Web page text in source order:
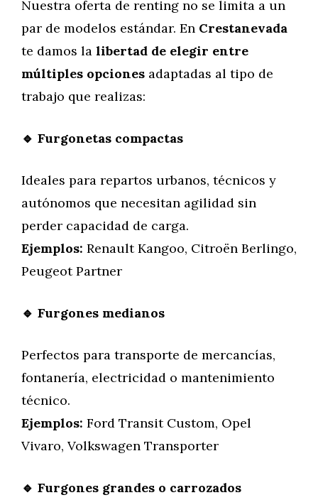
Nuestra oferta de renting no se limita a un
par de modelos estándar. En Crestanevada
te damos la libertad de elegir entre
múltiples opciones adaptadas al tipo de
trabajo que realizas:
🔹 Furgonetas compactas
Ideales para repartos urbanos, técnicos y
autónomos que necesitan agilidad sin
perder capacidad de carga.
Ejemplos: Renault Kangoo, Citroën Berlingo,
Peugeot Partner
🔹 Furgones medianos
Perfectos para transporte de mercancías,
fontanería, electricidad o mantenimiento
técnico.
Ejemplos: Ford Transit Custom, Opel
Vivaro, Volkswagen Transporter
🔹 Furgones grandes o carrozados